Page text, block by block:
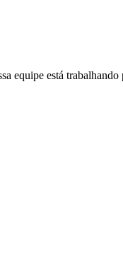
equipe está